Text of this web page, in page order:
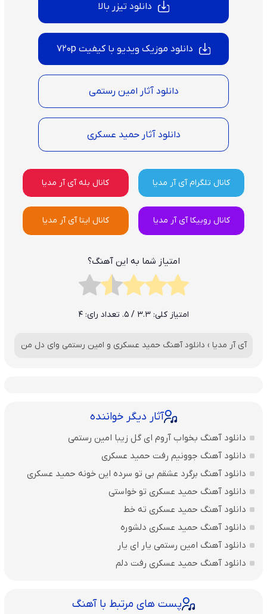
دانلود تیزر بالا
دانلود موزیک ویدیو با کیفیت 720p
دانلود آثار امین رستمی
دانلود آثار حمید عسکری
کانال تلگرام آی آر مدیا کانال بله آی آر مدیا
کانال روبیکا آی آر مدیا کانال ایتا آی آر مدیا
امتیاز شما به این آهنگ؟
امتیاز کلی: 3.3 / 5. تعداد رای: 4
آی آر مدیا › دانلود آهنگ حمید عسکری و امین رستمی وای دل من
آثار دیگر خواننده
دانلود آهنگ بخواب آروم ای گل زیبا امین رستمی
دانلود آهنگ جوونیم رفت حمید عسکری
دانلود آهنگ ﺑﺮﮔﺮد ﻋﺸﻘﻢ ﺑﻰ ﺗﻮ ﺳﺮده اﻳﻦ ﺧﻮﻧﻪ حمید عسکری
دانلود آهنگ حمید عسکری تو خواستی
دانلود آهنگ حمید عسکری ته خط
دانلود آهنگ حمید عسکری دلشوره
دانلود آهنگ امین رستمی یار ای یار
دانلود آهنگ حمید عسکری رفت دلم
پست های مرتبط با آهنگ